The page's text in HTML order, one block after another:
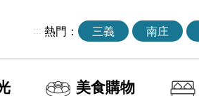
::: 熱門： 三義 南庄
美食購物